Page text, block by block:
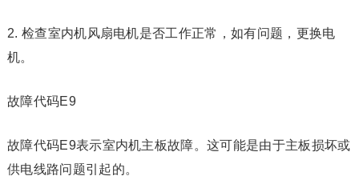
2. 检查室内机风扇电机是否工作正常，如有问题，更换电
机。
故障代码E9
故障代码E9表示室内机主板故障。这可能是由于主板损坏或
供电线路问题引起的。